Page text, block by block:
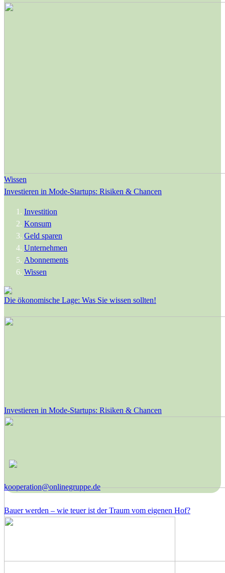
Wissen
Investieren in Mode-Startups: Risiken & Chancen
Investition
Konsum
Geld sparen
Unternehmen
Abonnements
Wissen
Die ökonomische Lage: Was Sie wissen sollten!
Investieren in Mode-Startups: Risiken & Chancen
Bauer werden – wie teuer ist der Traum vom eigenen Hof?
kooperation@onlinegruppe.de